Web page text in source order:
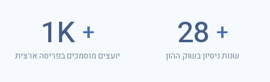
+
28
שנות ניסיון בשוק ההון
+
1K
יועצים מוסמכים בפריסה ארצית